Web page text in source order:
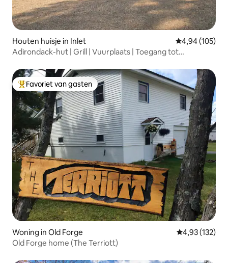
Houten huisje in Inlet Gemiddelde
4,94 (105)
Adirondack-hut | Grill | Vuurplaats | Toegang tot
Topfavoriet van gasten
Favoriet van gasten
Woning in Old Forge Gemiddelde
4,93 (132)
Old Forge home (The Terriott)